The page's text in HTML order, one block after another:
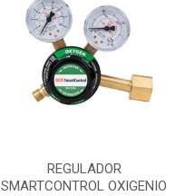
REGULADOR
SMARTCONTROL OXIGENIO